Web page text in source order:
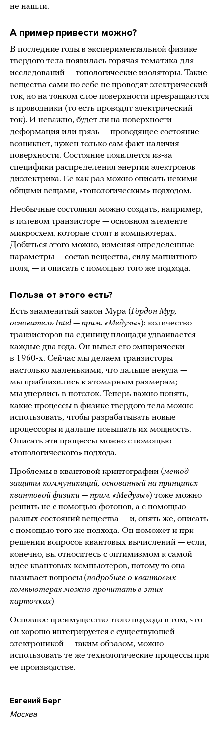
не нашли.
А пример привести можно?
В последние годы в экспериментальной физике
твердого тела появилась горячая тематика для
исследований — топологические изоляторы. Такие
вещества сами по себе не проводят электрический
ток, но на тонком слое поверхности превращаются
в проводники (то есть проводят электрический
ток). И неважно, будет ли на поверхности
деформация или грязь — проводящее состояние
возникнет, нужен только сам факт наличия
поверхности. Состояние появляется из-за
специфики распределения энергии электронов
диэлектрика. Ее как раз можно описать некими
общими вещами, «топологическим» подходом.
Необычные состояния можно создать, например,
в полевом транзисторе — основном элементе
микросхем, которые стоят в компьютерах.
Добиться этого можно, изменяя определенные
параметры — состав вещества, силу магнитного
поля, — и описать с помощью того же подхода.
Польза от этого есть?
Есть знаменитый закон Мура (Гордон Мур,
основатель Intel — прим. «Медузы»): количество
транзисторов на единицу площади удваивается
каждые два года. Он вывел его эмпирически
в 1960-х. Сейчас мы делаем транзисторы
настолько маленькими, что дальше некуда —
мы приблизились к атомарным размерам;
мы уперлись в потолок. Теперь важно понять,
какие процессы в физике твердого тела можно
использовать, чтобы разрабатывать новые
процессоры и дальше повышать их мощность.
Описать эти процессы можно с помощью
«топологического» подхода.
Проблемы в квантовой криптографии (метод
защиты коммуникаций, основанный на принципах
квантовой физики — прим. «Медузы») тоже можно
решить не с помощью фотонов, а с помощью
разных состояний вещества — и, опять же, описать
с помощью того же подхода. Он поможет и при
решении вопросов квантовых вычислений — если,
конечно, вы относитесь с оптимизмом к самой
идее квантовых компьютеров, потому то она
вызывает вопросы (подробнее о квантовых
компьютерах можно прочитать в этих
карточках).
Основное преимущество этого подхода в том, что
он хорошо интегрируется с существующей
электроникой — таким образом, можно
использовать те же технологические процессы при
ее производстве.
Евгений Берг
Москва